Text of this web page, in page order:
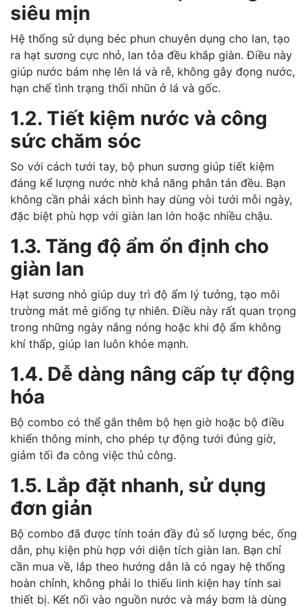
siêu mịn
Hệ thống sử dụng béc phun chuyên dụng cho lan, tạo
ra hạt sương cực nhỏ, lan tỏa đều khắp giàn. Điều này
giúp nước bám nhẹ lên lá và rễ, không gây đọng nước,
hạn chế tình trạng thối nhũn ở lá và gốc.
1.2. Tiết kiệm nước và công
sức chăm sóc
So với cách tưới tay, bộ phun sương giúp tiết kiệm
đáng kể lượng nước nhờ khả năng phân tán đều. Bạn
không cần phải xách bình hay dùng vòi tưới mỗi ngày,
đặc biệt phù hợp với giàn lan lớn hoặc nhiều chậu.
1.3. Tăng độ ẩm ổn định cho
giàn lan
Hạt sương nhỏ giúp duy trì độ ẩm lý tưởng, tạo môi
trường mát mẻ giống tự nhiên. Điều này rất quan trọng
trong những ngày nắng nóng hoặc khi độ ẩm không
khí thấp, giúp lan luôn khỏe mạnh.
1.4. Dễ dàng nâng cấp tự động
hóa
Bộ combo có thể gắn thêm bộ hẹn giờ hoặc bộ điều
khiển thông minh, cho phép tự động tưới đúng giờ,
giảm tối đa công việc thủ công.
1.5. Lắp đặt nhanh, sử dụng
đơn giản
Bộ combo đã được tính toán đầy đủ số lượng béc, ống
dẫn, phụ kiện phù hợp với diện tích giàn lan. Bạn chỉ
cần mua về, lắp theo hướng dẫn là có ngay hệ thống
hoàn chỉnh, không phải lo thiếu linh kiện hay tính sai
thiết bị. Kết nối vào nguồn nước và máy bơm là dùng